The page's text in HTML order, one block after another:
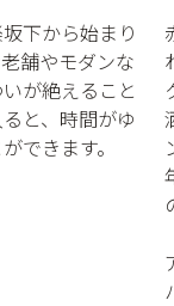
下から始まり
舗やモダンな
が絶えること
と、時間がゆ
できます。